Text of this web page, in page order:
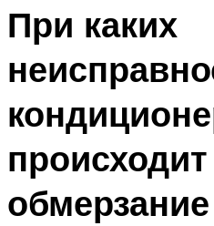
При каких
происходит
обмерзание